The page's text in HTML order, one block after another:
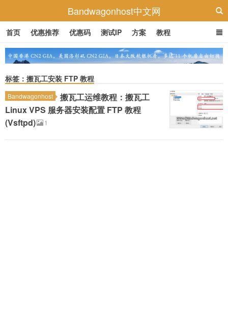
Bandwagonhost中文网
首页 优惠推荐 优惠码 测试IP 方案 教程
标签：搬瓦工安装 FTP 教程
Bandwagonhost
搬瓦工运维教程：搬瓦工
Linux VPS 服务器安装配置 FTP 教程
(Vsftpd)
1